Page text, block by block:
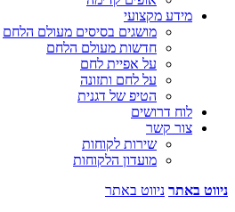
מידע מקצועי
מושגים בסיסים מעולם הלחם
חדשות מעולם הלחם
על אפיית לחם
על לחם ותזונה
הטיפ של דגנית
לוח דרושים
צור קשר
שירות לקוחות
מועדון הלקוחות
ניווט באתר ניווט באתר